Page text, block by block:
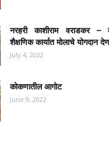
नरहरी काशीराम वराडकर –
शैक्षणिक कार्यात मोलाचे योगदान
July 4, 2022
कोकणातील आगोट
June 9, 2022